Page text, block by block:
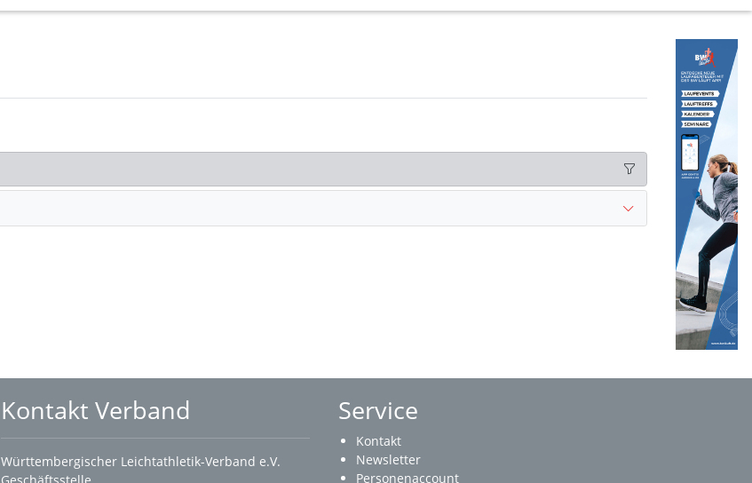
Kontakt Verband
Württembergischer Leichtathletik-Verband e.V.
Service
Kontakt
Newsletter
Personenaccount